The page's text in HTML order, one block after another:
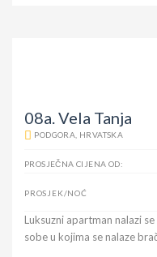
08a. Vela Tanja
PODGORA, HRVATSKA
PROSJEČNA CIJENA OD:
PROSJEK/NOĆ
Luksuzni apartman nalazi
sobe u kojima se nalaze